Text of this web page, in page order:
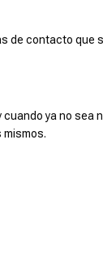
de contacto que
ya no sea